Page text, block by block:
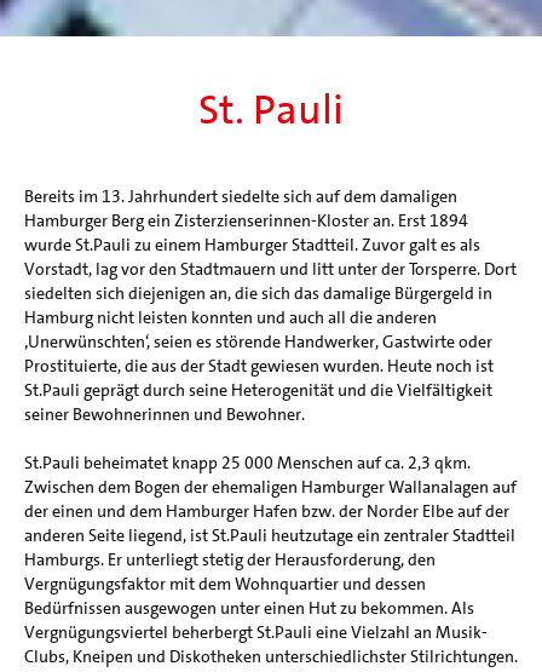
St. Pauli
Bereits im 13. Jahrhundert siedelte sich auf dem damaligen
Hamburger Berg ein Zisterzienserinnen-Kloster an. Erst 1894
wurde St.Pauli zu einem Hamburger Stadtteil. Zuvor galt es als
Vorstadt, lag vor den Stadtmauern und litt unter der Torsperre. Dort
siedelten sich diejenigen an, die sich das damalige Bürgergeld in
Hamburg nicht leisten konnten und auch all die anderen
‚Unerwünschten‘, seien es störende Handwerker, Gastwirte oder
Prostituierte, die aus der Stadt gewiesen wurden. Heute noch ist
St.Pauli geprägt durch seine Heterogenität und die Vielfältigkeit
seiner Bewohnerinnen und Bewohner.
St.Pauli beheimatet knapp 25 000 Menschen auf ca. 2,3 qkm.
Zwischen dem Bogen der ehemaligen Hamburger Wallanalagen auf
der einen und dem Hamburger Hafen bzw. der Norder Elbe auf der
anderen Seite liegend, ist St.Pauli heutzutage ein zentraler Stadtteil
Hamburgs. Er unterliegt stetig der Herausforderung, den
Vergnügungsfaktor mit dem Wohnquartier und dessen
Bedürfnissen ausgewogen unter einen Hut zu bekommen. Als
Vergnügungsviertel beherbergt St.Pauli eine Vielzahl an Musik-
Clubs, Kneipen und Diskotheken unterschiedlichster Stilrichtungen.